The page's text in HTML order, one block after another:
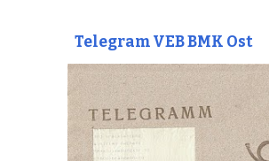
Telegram VEB BMK Ost